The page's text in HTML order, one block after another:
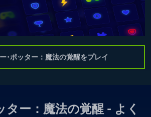
･ポッター：魔法の覚醒をプレイ
ター：魔法の覚醒 - よく